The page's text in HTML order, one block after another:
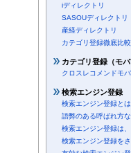
iディレクトリ
SASOUディレクトリ
産経ディレクトリ
カテゴリ登録徹底比較
カテゴリ登録（モ
クロスレコメンドモ
検索エンジン登録
検索エンジン登録とは
語弊のある呼ばれ方な
検索エンジン登録は
検索エンジン登録を